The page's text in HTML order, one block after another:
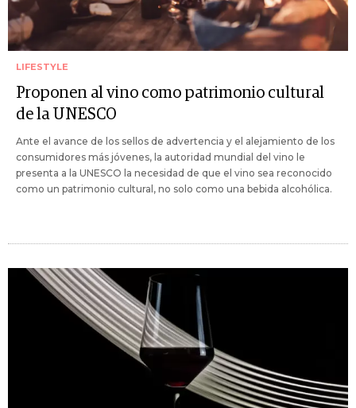
LIFESTYLE
Proponen al vino como patrimonio cultural
de la UNESCO
Ante el avance de los sellos de advertencia y el alejamiento de los
consumidores más jóvenes, la autoridad mundial del vino le
presenta a la UNESCO la necesidad de que el vino sea reconocido
como un patrimonio cultural, no solo como una bebida alcohólica.